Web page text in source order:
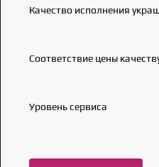
Качество исполнения
Соответствие цены
Уровень сервиса